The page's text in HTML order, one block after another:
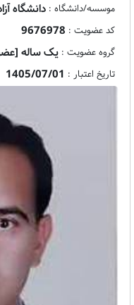
موسسه/دانشگاه : دانشگاه
کد عضویت : 9676978
گروه عضویت : یک ساله
تاریخ اعتبار : 1405/07/01